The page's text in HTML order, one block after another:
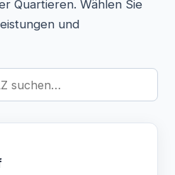
Quartieren. Wählen Sie
und